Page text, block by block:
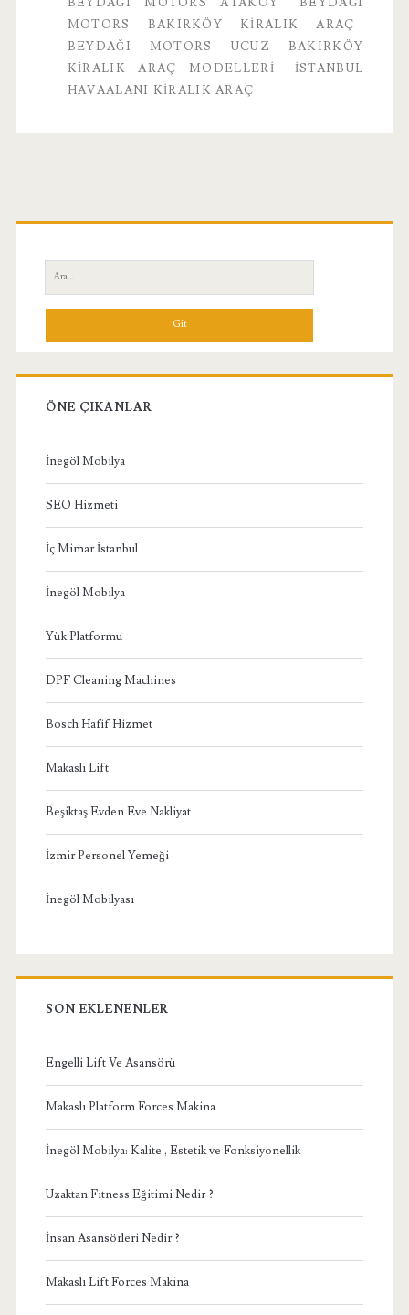
BEYDAĞI MOTORS ATAKÖY
BEYDAĞI
MOTORS BAKIRKÖY KIRALIK ARAÇ
BEYDAĞI MOTORS UCUZ BAKIRKÖY
KIRALIK ARAÇ MODELLERI
ISTANBUL
HAVAALANI KIRALIK ARAÇ
Birincil
Yan
Menü
Ara:
ÖNE ÇIKANLAR
İnegöl Mobilya
SEO Hizmeti
İç Mimar İstanbul
İnegöl Mobilya
Yük Platformu
DPF Cleaning Machines
Bosch Hafif Hizmet
Makaslı Lift
Beşiktaş Evden Eve Nakliyat
İzmir Personel Yemeği
İnegöl Mobilyası
SON EKLENENLER
Engelli Lift Ve Asansörü
Makaslı Platform Forces Makina
İnegöl Mobilya: Kalite , Estetik ve Fonksiyonellik
Uzaktan Fitness Eğitimi Nedir ?
İnsan Asansörleri Nedir ?
Makaslı Lift Forces Makina